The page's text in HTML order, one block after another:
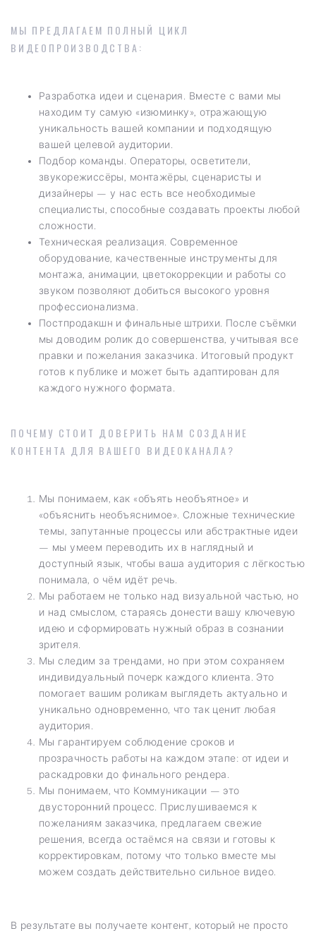
МЫ ПРЕДЛАГАЕМ ПОЛНЫЙ ЦИКЛ
ВИДЕОПРОИЗВОДСТВА:
Разработка идеи и сценария. Вместе с вами мы
находим ту самую «изюминку», отражающую
уникальность вашей компании и подходящую
вашей целевой аудитории.
Подбор команды. Операторы, осветители,
звукорежиссёры, монтажёры, сценаристы и
дизайнеры — у нас есть все необходимые
специалисты, способные создавать проекты любой
сложности.
Техническая реализация. Современное
оборудование, качественные инструменты для
монтажа, анимации, цветокоррекции и работы со
звуком позволяют добиться высокого уровня
профессионализма.
Постпродакшн и финальные штрихи. После съёмки
мы доводим ролик до совершенства, учитывая все
правки и пожелания заказчика. Итоговый продукт
готов к публике и может быть адаптирован для
каждого нужного формата.
ПОЧЕМУ СТОИТ ДОВЕРИТЬ НАМ СОЗДАНИЕ
КОНТЕНТА ДЛЯ ВАШЕГО ВИДЕОКАНАЛА?
Мы понимаем, как «объять необъятное» и
«объяснить необъяснимое». Сложные технические
темы, запутанные процессы или абстрактные идеи
— мы умеем переводить их в наглядный и
доступный язык, чтобы ваша аудитория с лёгкостью
понимала, о чём идёт речь.
Мы работаем не только над визуальной частью, но
и над смыслом, стараясь донести вашу ключевую
идею и сформировать нужный образ в сознании
зрителя.
Мы следим за трендами, но при этом сохраняем
индивидуальный почерк каждого клиента. Это
помогает вашим роликам выглядеть актуально и
уникально одновременно, что так ценит любая
аудитория.
Мы гарантируем соблюдение сроков и
прозрачность работы на каждом этапе: от идеи и
раскадровки до финального рендера.
Мы понимаем, что Коммуникации — это
двусторонний процесс. Прислушиваемся к
пожеланиям заказчика, предлагаем свежие
решения, всегда остаёмся на связи и готовы к
корректировкам, потому что только вместе мы
можем создать действительно сильное видео.
В результате вы получаете контент, который не просто